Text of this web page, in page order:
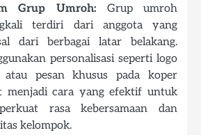
Grup Umroh: Grup umroh
terdiri dari anggota yang
dari berbagai latar belakang.
personalisasi seperti logo
atau pesan khusus pada koper
menjadi cara yang efektif untuk
rasa kebersamaan dan
kelompok.